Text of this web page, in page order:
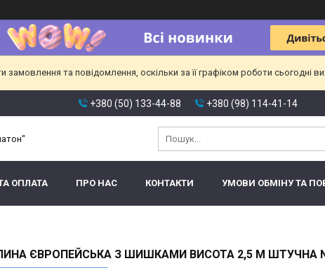
та повідомлення, оскільки за її графіком роботи сьогодні
+380 (50) 133-44-88 +380 (98) 114-41-14
ОПЛАТА ПРО НАС КОНТАКТИ УМОВИ ОБМІНУ ТА
ЄВРОПЕЙСЬКА З ШИШКАМИ ВИСОТА 2,5 М ШТУЧНА